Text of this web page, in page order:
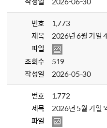
번호
1,773
제목
2026년 6월 기일
파일
조회수
519
작성일
2026-05-30
번호
1,772
제목
2026년 5월 기일
파일